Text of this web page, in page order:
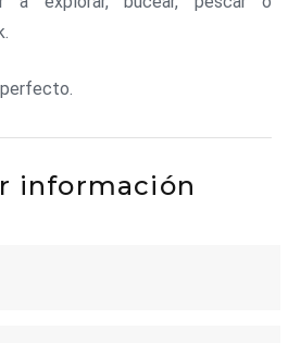
información